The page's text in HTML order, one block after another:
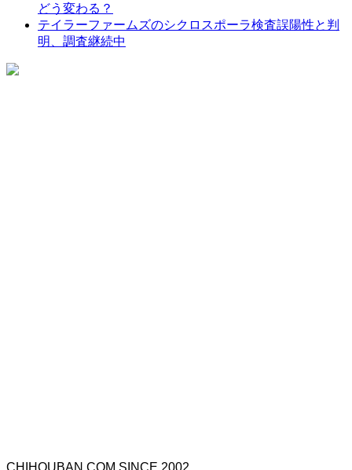
どう変わる？
テイラーファームズのシクロスポーラ検査誤陽性と判
明、調査継続中
CHIHOUBAN.COM SINCE 2002